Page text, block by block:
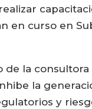
en curso en
de la
la
y